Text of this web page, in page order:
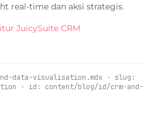
real-time dan aksi strategis.
JuicySuite CRM
data-visualisation.mdx · slug:
· id: content/blog/id/crm-and-